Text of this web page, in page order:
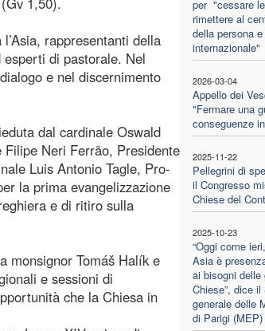
per "cessare
rimettere al
della persona
internazionale"
2026-03-04
Appello dei
"Fermare una
conseguenze
2025-11-22
Pellegrini di
il Congresso
Chiese del
2025-10-23
“Oggi come
Asia è
ai bisogni delle
Chiese”, dice il
generale delle
di Parigi (MEP)
rappresentanti della
di pastorale. Nel
e nel discernimento
dal cardinale Oswald
Neri Ferrão, Presidente
Luis Antonio Tagle, Pro-
la prima evangelizzazione
e di ritiro sulla
monsignor Tomáš Halík e
e sessioni di
che la Chiesa in